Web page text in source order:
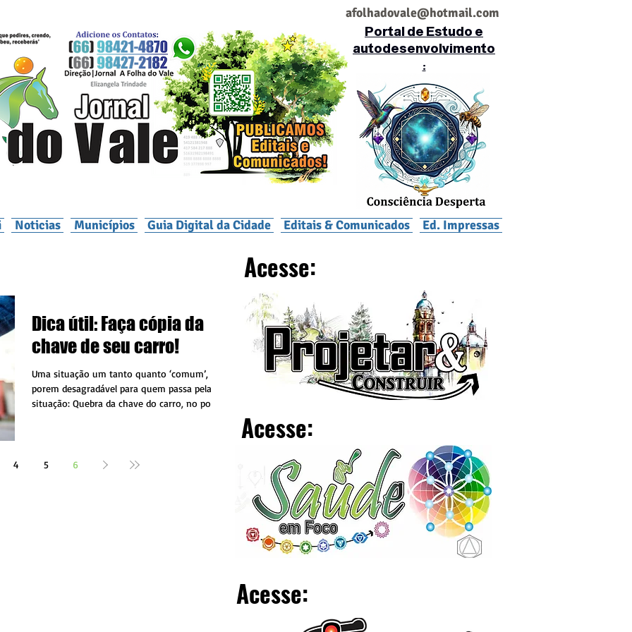
afolhadovale@hotmail.com
Portal de Estudo e
autodesenvolvimento
:
Noticias Municípios Guia Digital da Cidade Editais & Comunicados Ed. Impressas
Dica útil: Faça cópia da
chave de seu carro!
Uma situação um tanto quanto ‘comum’,
porem desagradável para quem passa pela
situação: Quebra da chave do carro, no posto
4 5 6
Acesse:
Acesse:
Acesse: